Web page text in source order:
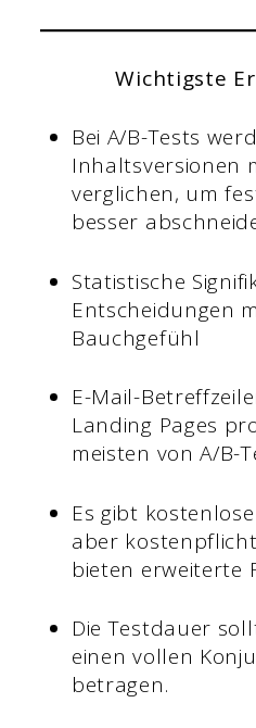
Wichtigste
Bei A/B-Tests
Inhaltsversionen
verglichen, um
besser
Statistische
Entscheidungen
Bauchgefühl
E-Mail-
Landing Pages
meisten von A/B-
Es gibt
aber
bieten erweiterte
Die Testdauer
einen vollen
betragen.